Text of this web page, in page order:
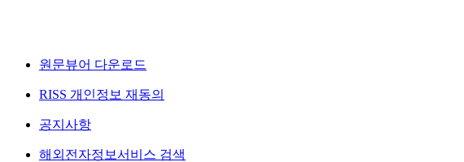
원문뷰어 다운로드
RISS 개인정보 재동의
공지사항
해외전자정보서비스 검색